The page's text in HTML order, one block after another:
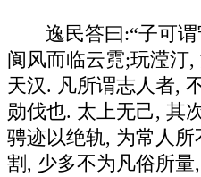
逸民答曰:“子可
阆风而临云霓;玩滢汀
天汉. 凡所谓志人者,
勋伐也. 太上无己, 其
骋迹以绝轨, 为常人
割, 少多不为凡俗所